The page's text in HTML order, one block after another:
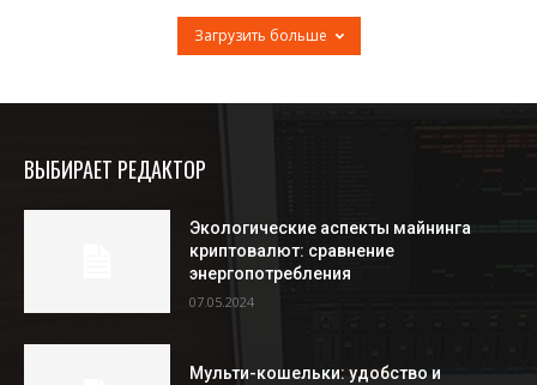
Загрузить больше
ВЫБИРАЕТ РЕДАКТОР
Экологические аспекты майнинга
криптовалют: сравнение
энергопотребления
07.05.2024
Мульти-кошельки: удобство и